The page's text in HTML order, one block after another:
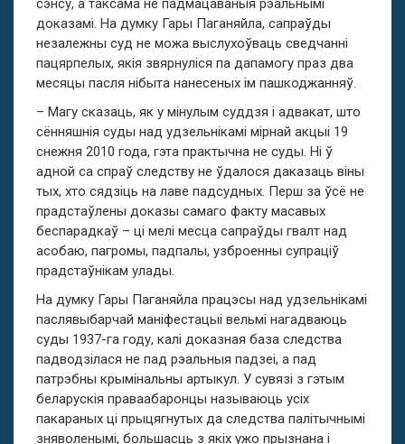
сэнсу, а таксама не падмацаваныя рэальнымі
доказамі. На думку Гары Паганяйла, сапраўды
незалежны суд не можа выслухоўваць сведчанні
пацярпелых, якія звярнуліся па дапамогу праз два
месяцы пасля нібыта нанесеных ім пашкоджанняў.
– Магу сказаць, як у мінулым суддзя і адвакат, што
сённяшнія суды над удзельнікамі мірнай акцыі 19
снежня 2010 года, гэта практычна не суды. Ні ў
адной са спраў следству не ўдалося даказаць віны
тых, хто сядзіць на лаве падсудных. Перш за ўсё не
прадстаўлены доказы самаго факту масавых
беспарадкаў – ці мелі месца сапраўды гвалт над
асобаю, пагромы, падпалы, узброенны супраціў
прадстаўнікам улады.
На думку Гары Паганяйла працэсы над удзельнікамі
паслявыбарчай маніфестацыі вельмі нагадваюць
суды 1937-га году, калі доказная база следства
падводзілася не пад рэальныя падзеі, а пад
патрэбны крымінальны артыкул. У сувязі з гэтым
беларускія праваабаронцы называюць усіх
пакараных ці прыцягнутых да следства палітычнымі
зняволенымі, большасць з якіх ужо прызнана і